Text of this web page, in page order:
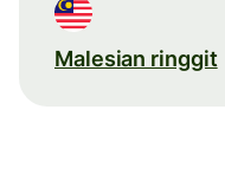
Malesian ringgit